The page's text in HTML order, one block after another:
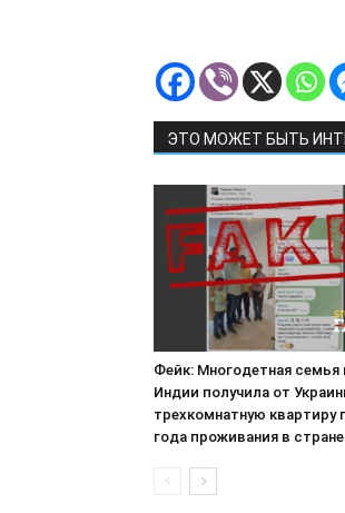
ЭТО МОЖЕТ БЫТЬ
Фейк: Многодетная семья
Индии получила от
трехкомнатную квартиру
года проживания в стране